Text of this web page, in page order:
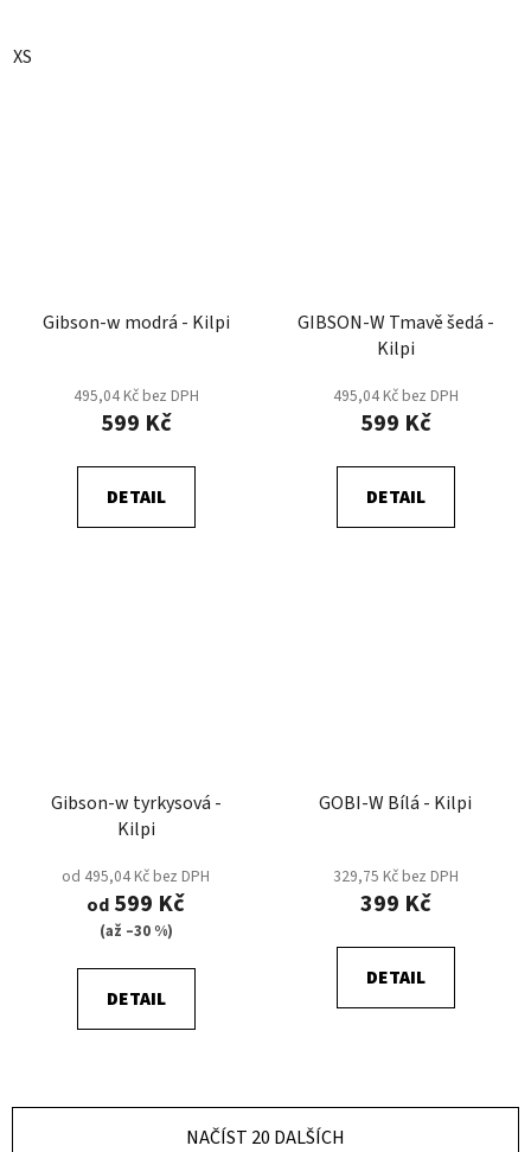
XS
Gibson-w modrá - Kilpi
495,04 Kč bez DPH
599 Kč
DETAIL
GIBSON-W Tmavě šedá -
Kilpi
495,04 Kč bez DPH
599 Kč
DETAIL
Gibson-w tyrkysová -
Kilpi
od 495,04 Kč bez DPH
od 599 Kč
(až –30 %)
DETAIL
GOBI-W Bílá - Kilpi
329,75 Kč bez DPH
399 Kč
DETAIL
NAČÍST 20 DALŠÍCH